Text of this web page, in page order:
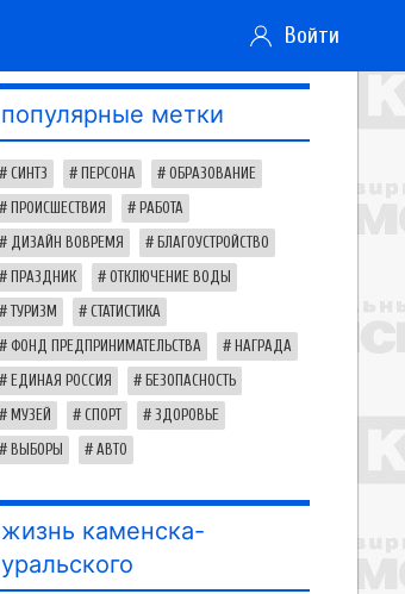
Войти
популярные метки
СИНТЗ ПЕРСОНА ОБРАЗОВАНИЕ
ПРОИСШЕСТВИЯ РАБОТА
ДИЗАЙН ВОВРЕМЯ БЛАГОУСТРОЙСТВО
ПРАЗДНИК ОТКЛЮЧЕНИЕ ВОДЫ
ТУРИЗМ СТАТИСТИКА
ФОНД ПРЕДПРИНИМАТЕЛЬСТВА НАГРАДА
ЕДИНАЯ РОССИЯ БЕЗОПАСНОСТЬ
МУЗЕЙ СПОРТ ЗДОРОВЬЕ
ВЫБОРЫ АВТО
жизнь каменска-
уральского